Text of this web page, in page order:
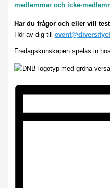
medlemmar och icke-
Har du frågor och eller vill
Hör av dig till
Fredagskunskapen spelas in